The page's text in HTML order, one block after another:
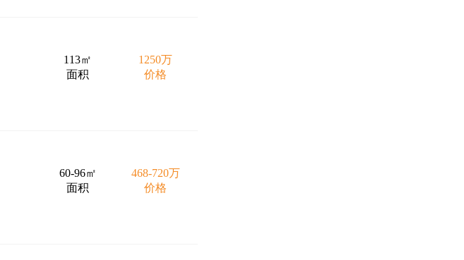
113㎡
面积
1250万
价格
60-96㎡
面积
468-720万
价格